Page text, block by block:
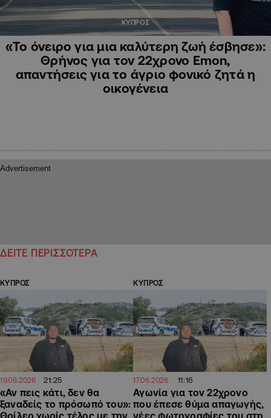
ΚΥΠΡΟΣ
«Το όνειρο για μια καλύτερη ζωή έσβησε»:
Θρήνος για τον 22χρονο Emon,
απαντήσεις για το άγριο φονικό ζητά η
οικογένεια
ΔΕΙΤΕ ΠΕΡΙΣΣΟΤΕΡΑ
ΚΥΠΡΟΣ
19.06.2026 21:25
«Αν πεις κάτι, δεν θα
ξαναδείς το πρόσωπό του»:
Θρίλερ χωρίς τέλος με την
ΚΥΠΡΟΣ
17.06.2026 11:16
Αγωνία για τον 22χρονο
που έπεσε θύμα απαγωγής,
νέες φωτογραφίες του στη